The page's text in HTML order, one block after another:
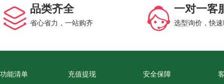
品类齐全
省心省力，一站购齐
一对一客
选型询价，快
功能清单 充值提现 安全保障